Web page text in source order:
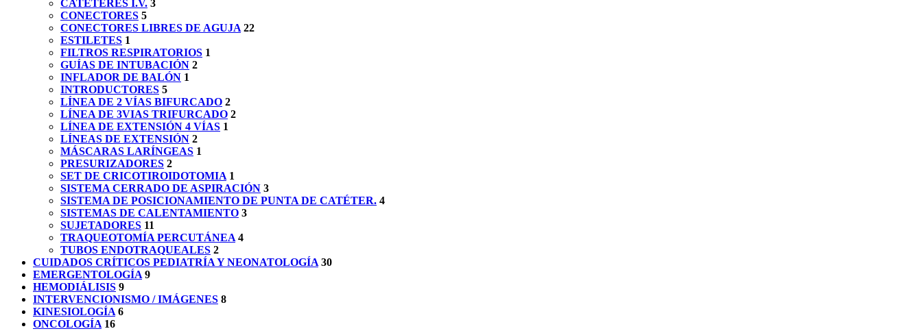
CATÉTERES I.V. 3
CONECTORES 5
CONECTORES LIBRES DE AGUJA 22
ESTILETES 1
FILTROS RESPIRATORIOS 1
GUÍAS DE INTUBACIÓN 2
INFLADOR DE BALÓN 1
INTRODUCTORES 5
LÍNEA DE 2 VÍAS BIFURCADO 2
LÍNEA DE 3VIAS TRIFURCADO 2
LÍNEA DE EXTENSIÓN 4 VÍAS 1
LÍNEAS DE EXTENSIÓN 2
MÁSCARAS LARÍNGEAS 1
PRESURIZADORES 2
SET DE CRICOTIROIDOTOMIA 1
SISTEMA CERRADO DE ASPIRACIÓN 3
SISTEMA DE POSICIONAMIENTO DE PUNTA DE CATÉTER. 4
SISTEMAS DE CALENTAMIENTO 3
SUJETADORES 11
TRAQUEOTOMÍA PERCUTÁNEA 4
TUBOS ENDOTRAQUEALES 2
CUIDADOS CRÍTICOS PEDIATRÍA Y NEONATOLOGÍA 30
EMERGENTOLOGÍA 9
HEMODIÁLISIS 9
INTERVENCIONISMO / IMÁGENES 8
KINESIOLOGÍA 6
ONCOLOGÍA 16